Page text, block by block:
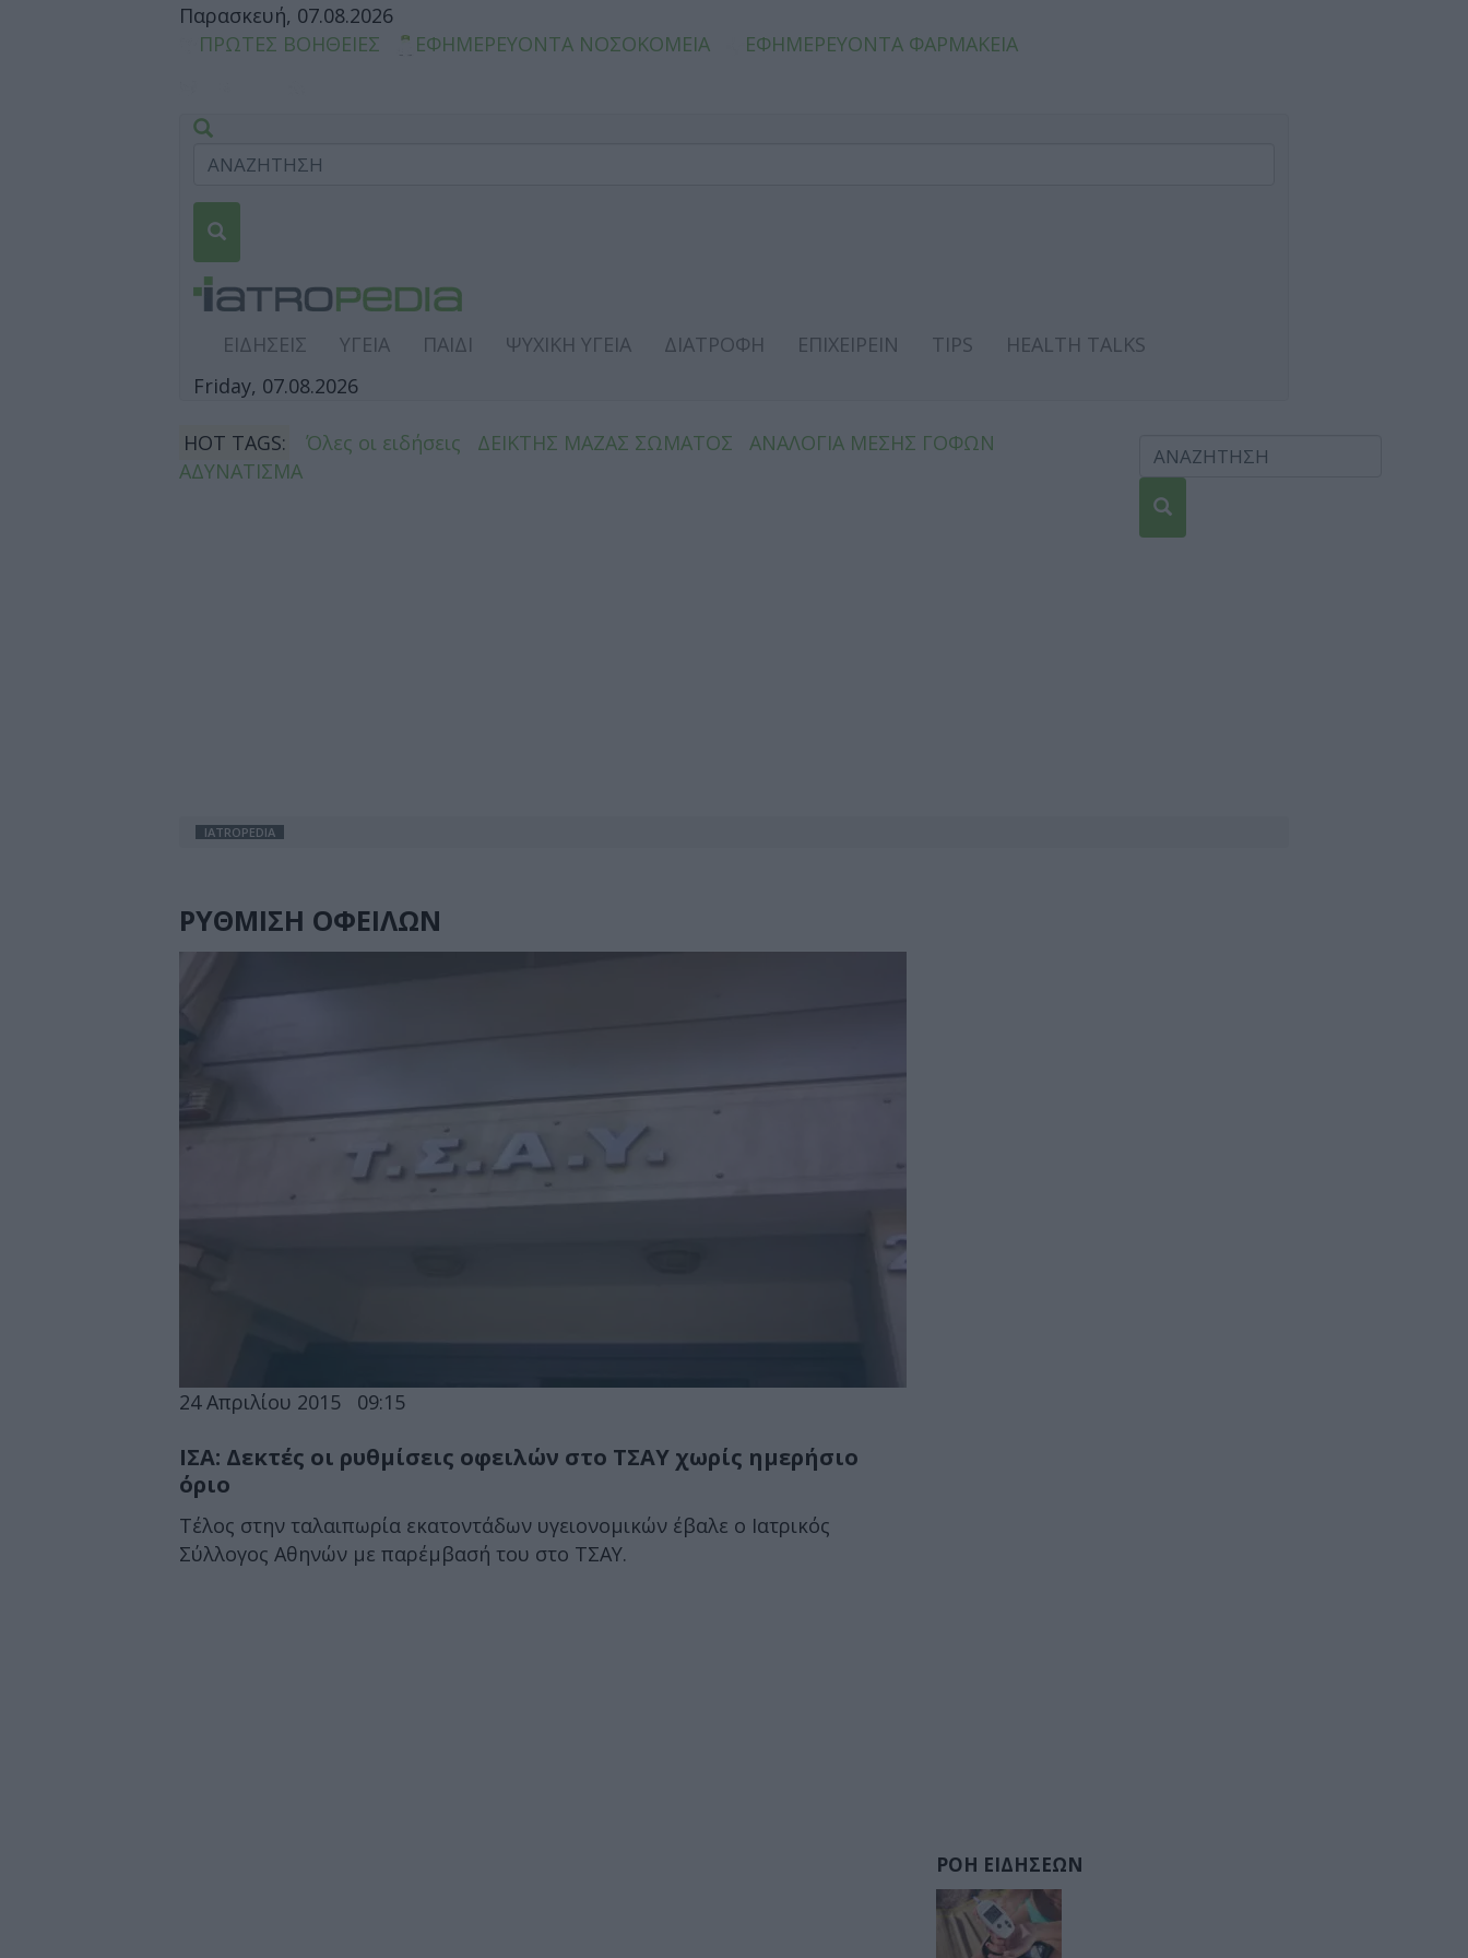
Παρασκευή, 07.08.2026
ΠΡΩΤΕΣ ΒΟΗΘΕΙΕΣ
ΕΦΗΜΕΡΕΥΟΝΤΑ ΝΟΣΟΚΟΜΕΙΑ ΕΦΗΜΕΡΕΥΟΝΤΑ ΦΑΡΜΑΚΕΙΑ
ΕΙΔΗΣΕΙΣ ΥΓΕΙΑ ΠΑΙΔΙ ΨΥΧΙΚΗ ΥΓΕΙΑ ΔΙΑΤΡΟΦΗ ΕΠΙΧΕΙΡΕΙΝ TIPS
HEALTH TALKS
Friday, 07.08.2026
HOT TAGS: Όλες οι ειδήσεις ΔΕΙΚΤΗΣ ΜΑΖΑΣ ΣΩΜΑΤΟΣ
ΑΝΑΛΟΓΙΑ ΜΕΣΗΣ ΓΟΦΩΝ
ΑΔΥΝΑΤΙΣΜΑ
IATROPEDIA
ΡΥΘΜΙΣΗ ΟΦΕΙΛΩΝ
24 Απριλίου 2015 09:15
ΙΣΑ: Δεκτές οι ρυθμίσεις οφειλών στο ΤΣΑΥ χωρίς ημερήσιο
όριο
Τέλος στην ταλαιπωρία εκατοντάδων υγειονομικών έβαλε ο Ιατρικός
Σύλλογος Αθηνών με παρέμβασή του στο ΤΣΑΥ.
ΡΟΗ ΕΙΔΗΣΕΩΝ